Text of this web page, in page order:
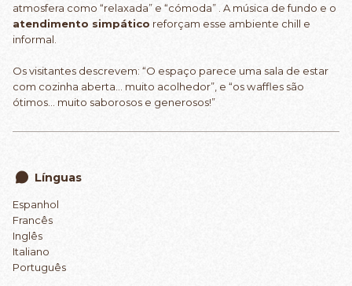
atmosfera como “relaxada” e “cómoda” . A música de fundo e o
atendimento simpático reforçam esse ambiente chill e
informal.
Os visitantes descrevem: “O espaço parece uma sala de estar
com cozinha aberta… muito acolhedor”, e “os waffles são
ótimos… muito saborosos e generosos!”
Línguas
Espanhol
Francês
Inglês
Italiano
Português